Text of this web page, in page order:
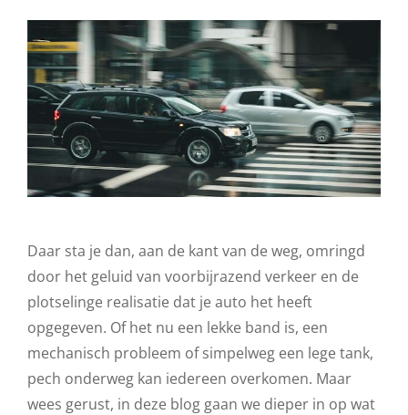
Daar sta je dan, aan de kant van de weg, omringd
door het geluid van voorbijrazend verkeer en de
plotselinge realisatie dat je auto het heeft
opgegeven. Of het nu een lekke band is, een
mechanisch probleem of simpelweg een lege tank,
pech onderweg kan iedereen overkomen. Maar
wees gerust, in deze blog gaan we dieper in op wat